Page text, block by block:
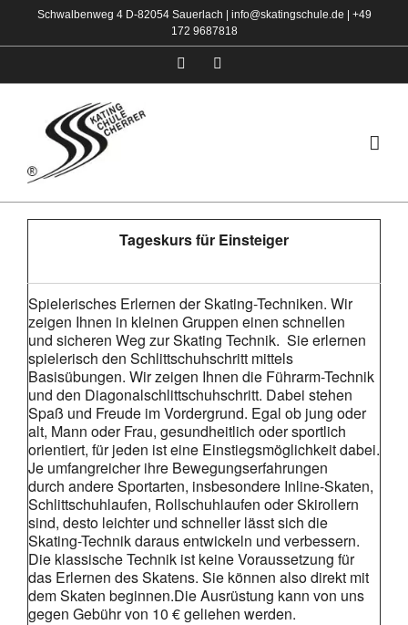
Schwalbenweg 4 D-82054 Sauerlach | info@skatingschule.de
+49
172 9687818
Facebook
Tageskurs für Einsteiger
Spielerisches Erlernen der Skating-Techniken. Wir
zeigen Ihnen in kleinen Gruppen einen schnellen
und sicheren Weg zur Skating Technik. Sie erlernen
spielerisch den Schlittschuhschritt mittels
Basisübungen. Wir zeigen Ihnen die Führarm-Technik
und den Diagonalschlittschuhschritt. Dabei stehen
Spaß und Freude im Vordergrund. Egal ob jung oder
alt, Mann oder Frau, gesundheitlich oder sportlich
orientiert, für jeden ist eine Einstiegsmöglichkeit dabei.
Je umfangreicher ihre Bewegungserfahrungen
durch andere Sportarten, insbesondere Inline-Skaten,
Schlittschuhlaufen, Rollschuhlaufen oder Skirollern
sind, desto leichter und schneller lässt sich die
Skating-Technik daraus entwickeln und verbessern.
Die klassische Technik ist keine Voraussetzung für
das Erlernen des Skatens. Sie können also direkt mit
dem Skaten beginnen.Die Ausrüstung kann von uns
gegen Gebühr von 10 € geliehen werden.